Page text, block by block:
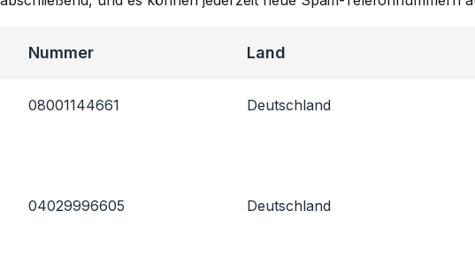
Nummer Land
08001144661 Deutschland
04029996605 Deutschland